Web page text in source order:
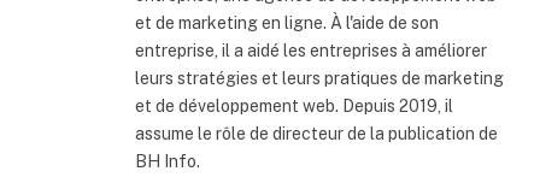
et de marketing en ligne. À l'aide de son
entreprise, il a aidé les entreprises à améliorer
leurs stratégies et leurs pratiques de marketing
et de développement web. Depuis 2019, il
assume le rôle de directeur de la publication de
BH Info.